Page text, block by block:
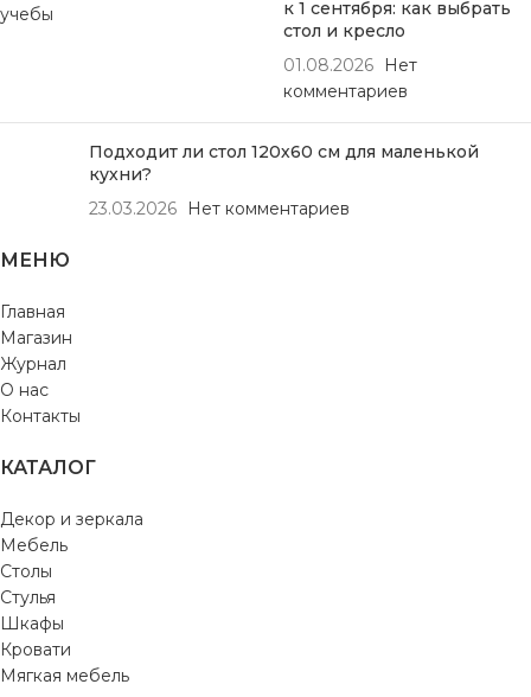
к 1 сентября: как выбрать
стол и кресло
01.08.2026
Нет
комментариев
Подходит ли стол 120х60 см для маленькой
кухни?
23.03.2026
Нет комментариев
МЕНЮ
Главная
Магазин
Журнал
О нас
Контакты
КАТАЛОГ
Декор и зеркала
Мебель
Столы
Стулья
Шкафы
Кровати
Мягкая мебель